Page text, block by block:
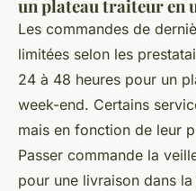
un plateau traiteur en
Les commandes de
limitées selon les
24 à 48 heures pour un
week-end. Certains
mais en fonction de leur
Passer commande la
pour une livraison dans la